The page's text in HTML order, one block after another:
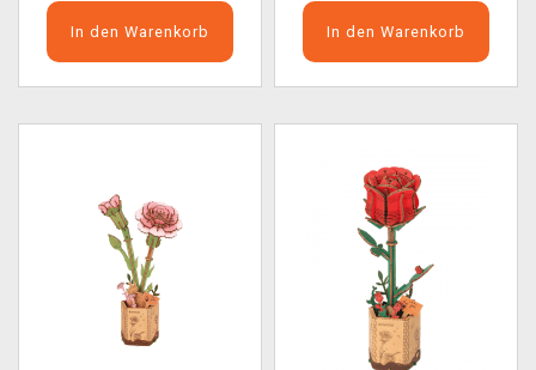
In den Warenkorb In den Warenkorb